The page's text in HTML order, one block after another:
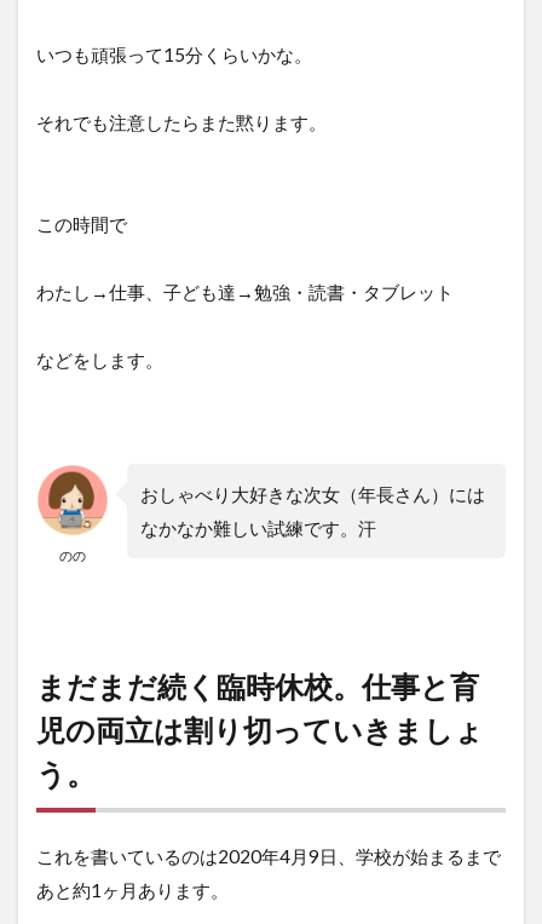
いつも頑張って15分くらいかな。
それでも注意したらまた黙ります。
この時間で
わたし→仕事、子ども達→勉強・読書・タブレット
などをします。
のの
おしゃべり大好きな次女（年長さん）には
なかなか難しい試練です。汗
まだまだ続く臨時休校。仕事と育
児の両立は割り切っていきましょ
う。
これを書いているのは2020年4月9日、学校が始まるまで
あと約1ヶ月あります。